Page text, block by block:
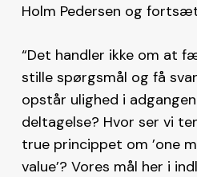
Holm Pedersen og
“Det handler ikke om at
stille spørgsmål og få
opstår ulighed i
deltagelse? Hvor ser vi
true princippet om ’one
value’? Vores mål her i